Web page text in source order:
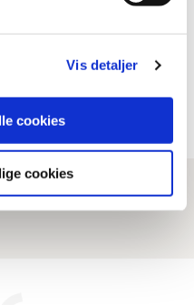
Vis detaljer
cookies
cookies